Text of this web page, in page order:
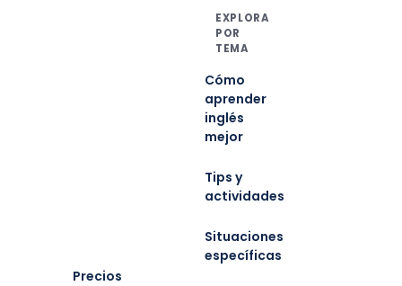
Precios
EXPLORA
POR
TEMA
Cómo
aprender
inglés
mejor
Tips y
actividades
Situaciones
específicas